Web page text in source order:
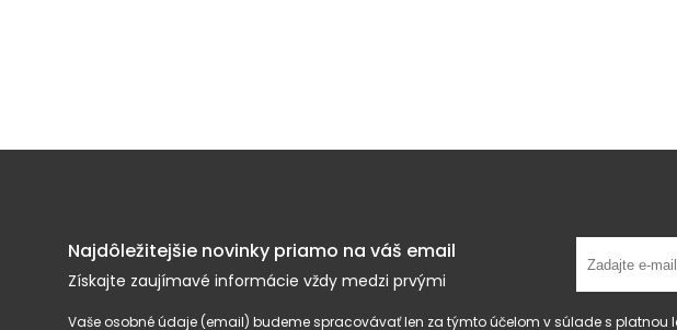
Najdôležitejšie novinky priamo na váš email
Získajte zaujímavé informácie vždy medzi prvými
Vaše osobné údaje (email) budeme spracovávať len za týmto účelom v súlade s platnou